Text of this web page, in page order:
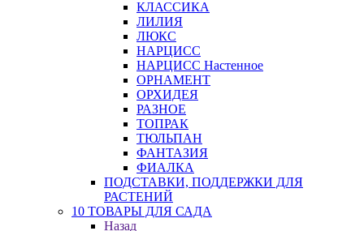
КЛАССИКА
ЛИЛИЯ
ЛЮКС
НАРЦИСС
НАРЦИСС Настенное
ОРНАМЕНТ
ОРХИДЕЯ
РАЗНОЕ
ТОПРАК
ТЮЛЬПАН
ФАНТАЗИЯ
ФИАЛКА
ПОДСТАВКИ, ПОДДЕРЖКИ ДЛЯ
РАСТЕНИЙ
10 ТОВАРЫ ДЛЯ САДА
Назад